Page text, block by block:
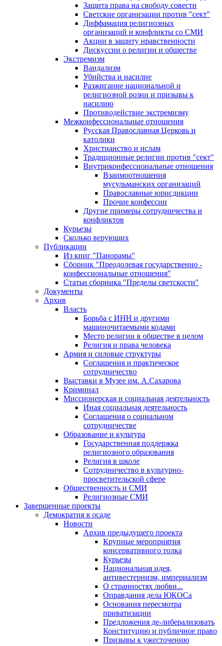
Защита права на свободу совести
Светские организации против "сект"
Диффамация религиозных
организаций и конфликты со СМИ
Акции в защиту нравственности
Дискуссии о религии и обществе
Экстремизм
Вандализм
Убийства и насилие
Разжигание национальной и
религиозной розни и призывы к
насилию
Противодействие экстремизму
Межконфессиональные отношения
Русская Православная Церковь и
католики
Христианство и ислам
Традиционные религии против "сект"
Внутриконфессиональные отношения
Взаимоотношения
мусульманских организаций
Православные юрисдикции
Прочие конфессии
Другие примеры сотрудничества и
конфликтов
Курьезы
Сколько верующих
Публикации
Из книг "Панорамы"
Сборник "Преодолевая государственно -
конфессиональные отношения"
Статьи сборника "Пределы светскости"
Документы
Архив
Власть
Борьба с ИНН и другими
машиночитаемыми кодами
Место религии в обществе в целом
Религия и права человека
Армия и силовые структуры
Соглашения и практическое
сотрудничество
Выставки в Музее им. А.Сахарова
Криминал
Миссионерская и социальная деятельность
Иная социальная деятельность
Соглашения о социальном
сотрудничестве
Образование и культура
Государственная поддержка
религиозного образования
Религия в школе
Сотрудничество в культурно-
просветительской сфере
Общественность и СМИ
Религиозные СМИ
Завершенные проекты
Демократия в осаде
Новости
Архив предыдущего проекта
Крупные мероприятия
консервативного толка
Курьезы
Национальная идея,
антивестернизм, империализм
О странностях любви...
Оправдания дела ЮКОСа
Основания пересмотра
приватизации
Предложения де-либерализовать
Конституцию и публичное право
Призывы к ужесточению